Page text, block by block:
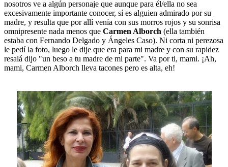
nosotros ve a algún personaje que aunque para él/ella no sea
excesivamente importante conocer, sí es alguien admirado por su
madre, y resulta que por allí venía con sus morros rojos y su sonrisa
omnipresente nada menos que Carmen Alborch (ella también
estaba con Fernando Delgado y Ángeles Caso). Ni corta ni perezosa
le pedí la foto, luego le dije que era para mi madre y con su rapidez
resalá dijo "un beso a tu madre de mi parte". Va por ti, mami. ¡Ah,
mami, Carmen Alborch lleva tacones pero es alta, eh!